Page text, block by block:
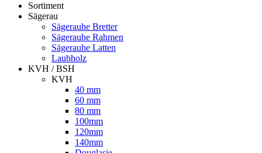
Sortiment
Sägerau
Sägerauhe Bretter
Sägerauhe Rahmen
Sägerauhe Latten
Laubholz
KVH / BSH
KVH
40 mm
60 mm
80 mm
100mm
120mm
140mm